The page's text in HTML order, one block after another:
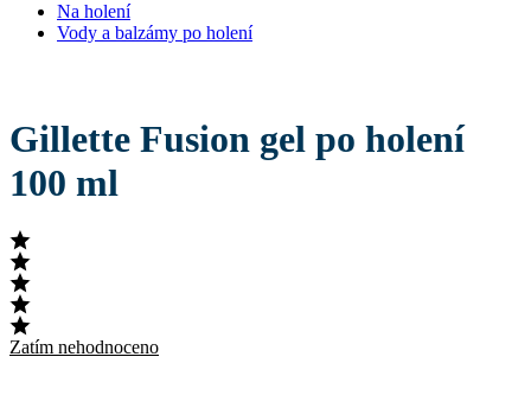
Na holení
Vody a balzámy po holení
Gillette Fusion gel po holení
100 ml
Zatím nehodnoceno